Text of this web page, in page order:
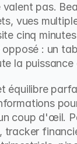
pas.
vues
cinq
: un
la puissance
coup d'œil.